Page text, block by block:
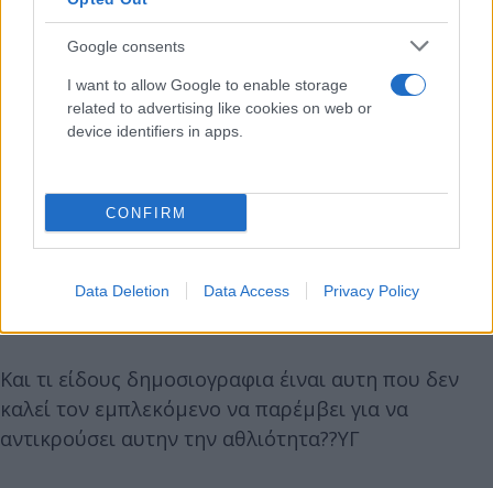
Google consents
I want to allow Google to enable storage
related to advertising like cookies on web or
device identifiers in apps.
CONFIRM
Data Deletion Data Access Privacy Policy
Και τι είδους δημοσιογραφια έιναι αυτη που δεν
καλεί τον εμπλεκόμενο να παρέμβει για να
αντικρούσει αυτην την αθλιότητα??ΥΓ